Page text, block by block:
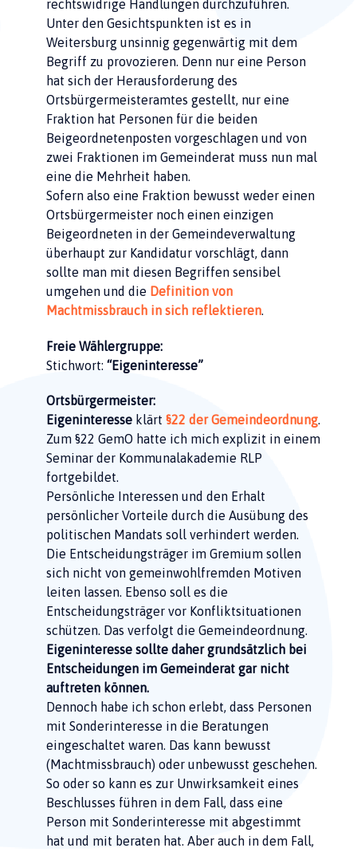
rechtswidrige Handlungen durchzuführen.
Unter den Gesichtspunkten ist es in
Weitersburg unsinnig gegenwärtig mit dem
Begriff zu provozieren. Denn nur eine Person
hat sich der Herausforderung des
Ortsbürgermeisteramtes gestellt, nur eine
Fraktion hat Personen für die beiden
Beigeordnetenposten vorgeschlagen und von
zwei Fraktionen im Gemeinderat muss nun mal
eine die Mehrheit haben.
Sofern also eine Fraktion bewusst weder einen
Ortsbürgermeister noch einen einzigen
Beigeordneten in der Gemeindeverwaltung
überhaupt zur Kandidatur vorschlägt, dann
sollte man mit diesen Begriffen sensibel
umgehen und die Definition von
Machtmissbrauch in sich reflektieren.
Freie Wählergruppe:
Stichwort: “Eigeninteresse”
Ortsbürgermeister:
Eigeninteresse klärt §22 der Gemeindeordnung.
Zum §22 GemO hatte ich mich explizit in einem
Seminar der Kommunalakademie RLP
fortgebildet.
Persönliche Interessen und den Erhalt
persönlicher Vorteile durch die Ausübung des
politischen Mandats soll verhindert werden.
Die Entscheidungsträger im Gremium sollen
sich nicht von gemeinwohlfremden Motiven
leiten lassen. Ebenso soll es die
Entscheidungsträger vor Konfliktsituationen
schützen. Das verfolgt die Gemeindeordnung.
Eigeninteresse sollte daher grundsätzlich bei
Entscheidungen im Gemeinderat gar nicht
auftreten können.
Dennoch habe ich schon erlebt, dass Personen
mit Sonderinteresse in die Beratungen
eingeschaltet waren. Das kann bewusst
(Machtmissbrauch) oder unbewusst geschehen.
So oder so kann es zur Unwirksamkeit eines
Beschlusses führen in dem Fall, dass eine
Person mit Sonderinteresse mit abgestimmt
hat und mit beraten hat. Aber auch in dem Fall,